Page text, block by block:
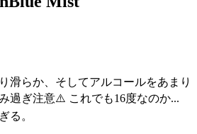
滑らか、そしてアルコールをあまり
過ぎ注意⚠️ これでも16度なのか...
る。